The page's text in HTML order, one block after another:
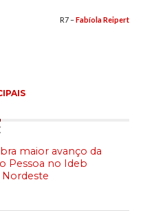
R7 –Fabíola Reipert
maior avanço da
Pessoa no Ideb